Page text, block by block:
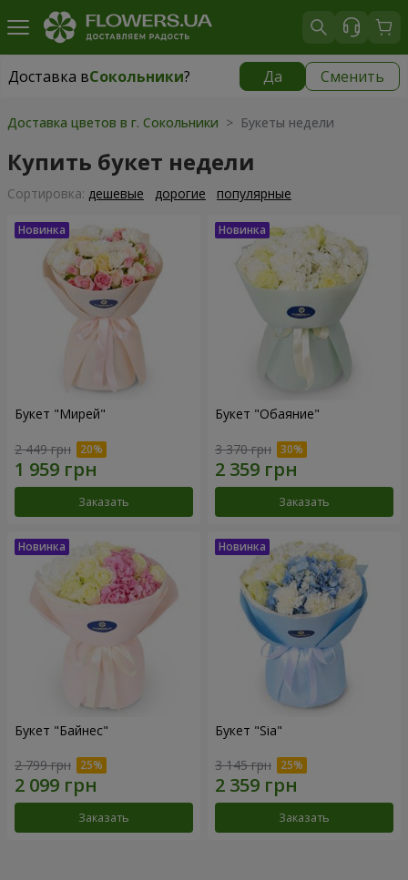
Доставка вСокольники? Да Сменить
Доставка вСокольники|
Доставка цветов в г. Сокольники > Букеты недели
Купить букет недели
Cортировка: дешевые дорогие популярные
Букет "Мирей"
2 449 грн
Заказать
Букет "Обаяние"
3 370 грн
Заказать
Букет "Байнес"
2 799 грн
Заказать
Букет "Sia"
3 145 грн
Заказать